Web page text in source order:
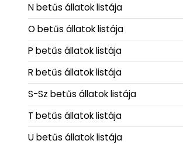
N betűs állatok listája
O betűs állatok listája
P betűs állatok listája
R betűs állatok listája
S-Sz betűs állatok listája
T betűs állatok listája
U betűs állatok listája